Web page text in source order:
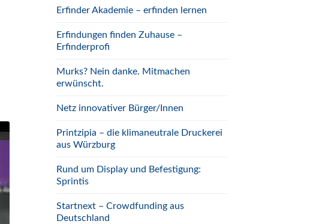
Erfinder Akademie – erfinden lernen
Erfindungen finden Zuhause –
Erfinderprofi
Murks? Nein danke. Mitmachen
erwünscht.
Netz innovativer Bürger/Innen
Printzipia – die klimaneutrale Druckerei
aus Würzburg
Rund um Display und Befestigung:
Sprintis
Startnext – Crowdfunding aus
Deutschland